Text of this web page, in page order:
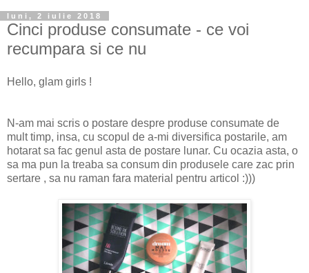
luni, 2 iulie 2018
Cinci produse consumate - ce voi
recumpara si ce nu
Hello, glam girls !
N-am mai scris o postare despre produse consumate de
mult timp, insa, cu scopul de a-mi diversifica postarile, am
hotarat sa fac genul asta de postare lunar. Cu ocazia asta, o
sa ma pun la treaba sa consum din produsele care zac prin
sertare , sa nu raman fara material pentru articol :)))